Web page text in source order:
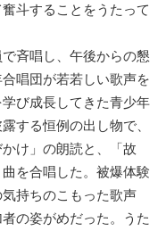
斗することをうたって
斉唱し、午後からの懇
唱団が若若しい歌声を
び成長してきた青少年
する恒例の出し物で、
け」の朗読と、「故
を合唱した。被爆体験
持ちのこもった歌声
の姿がめだった。うた